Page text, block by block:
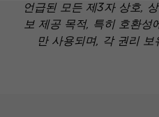
언급된 모든 제3자 상호,
보 제공 목적, 특히 호환성
만 사용되며, 각 권리 보